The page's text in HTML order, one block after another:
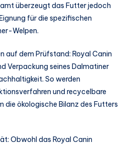
überzeugt das Futter jedoch
für die spezifischen
Welpen.
auf dem Prüfstand: Royal Canin
Verpackung seines Dalmatiner
So werden
und recycelbare
die ökologische Bilanz des Futters
Obwohl das Royal Canin